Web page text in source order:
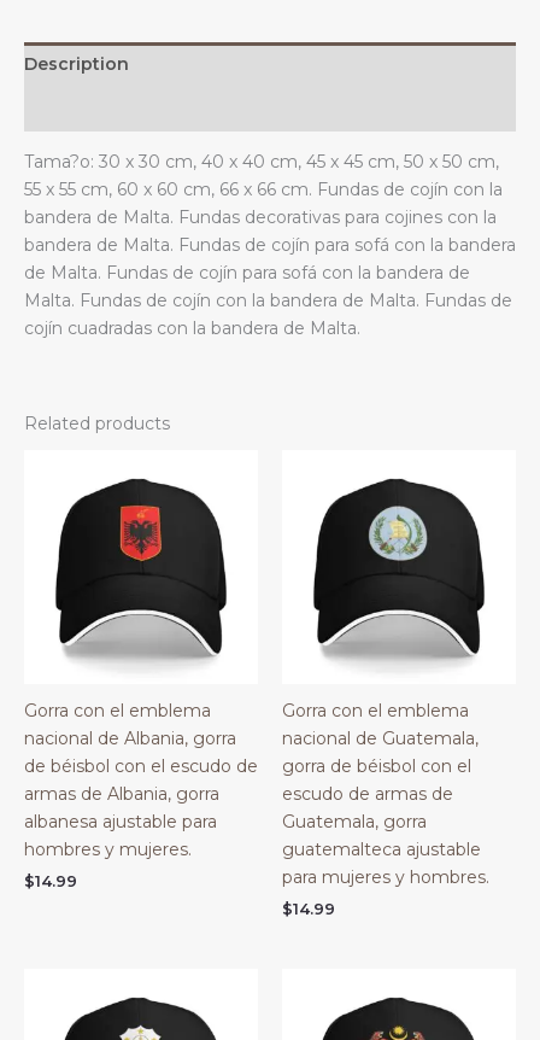
quantity
Description
Tama?o: 30 x 30 cm, 40 x 40 cm, 45 x 45 cm, 50 x 50 cm,
55 x 55 cm, 60 x 60 cm, 66 x 66 cm. Fundas de cojín con la
bandera de Malta. Fundas decorativas para cojines con la
bandera de Malta. Fundas de cojín para sofá con la bandera
de Malta. Fundas de cojín para sofá con la bandera de
Malta. Fundas de cojín con la bandera de Malta. Fundas de
cojín cuadradas con la bandera de Malta.
Related products
Gorra con el emblema
nacional de Albania, gorra
de béisbol con el escudo de
armas de Albania, gorra
albanesa ajustable para
hombres y mujeres.
$14.99
Gorra con el emblema
nacional de Guatemala,
gorra de béisbol con el
escudo de armas de
Guatemala, gorra
guatemalteca ajustable
para mujeres y hombres.
$14.99